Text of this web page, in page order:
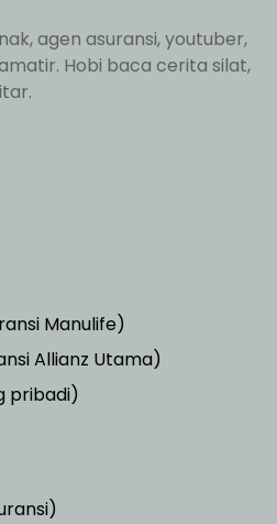
agen asuransi, youtuber,
Hobi baca cerita silat,
Manulife)
Allianz Utama)
pribadi)